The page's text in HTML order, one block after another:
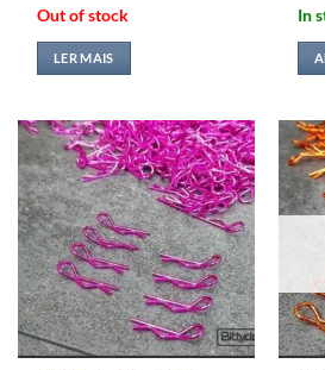
Out of stock
LER MAIS
In